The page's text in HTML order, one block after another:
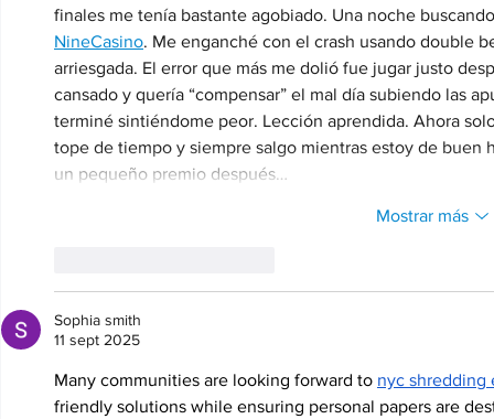
finales me tenía bastante agobiado. Una noche
NineCasino. Me enganché con el crash usando double
arriesgada. El error que más me dolió fue jugar justo
cansado y quería “compensar” el mal día subiendo las
terminé sintiéndome peor. Lección aprendida. Ahora
tope de tiempo y siempre salgo mientras estoy de buen
un pequeño premio después…
Mostrar más
Sophia smith
11 sept 2025
Many communities are looking forward to nyc shredding
friendly solutions while ensuring personal papers are